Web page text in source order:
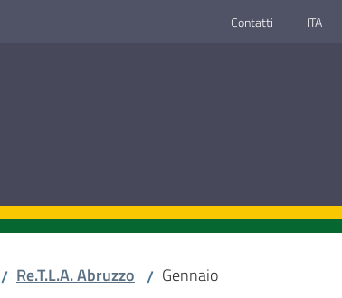
Contatti ITA
/ Re.T.L.A. Abruzzo / Gennaio